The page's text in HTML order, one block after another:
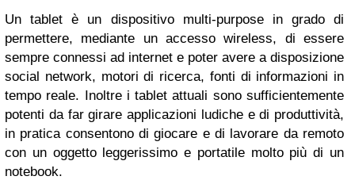
Un tablet è un dispositivo multi-purpose in grado di
permettere, mediante un accesso wireless, di essere
sempre connessi ad internet e poter avere a disposizione
social network, motori di ricerca, fonti di informazioni in
tempo reale. Inoltre i tablet attuali sono sufficientemente
potenti da far girare applicazioni ludiche e di produttività,
in pratica consentono di giocare e di lavorare da remoto
con un oggetto leggerissimo e portatile molto più di un
notebook.